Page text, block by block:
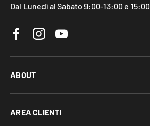
Dal Lunedì al Sabato 9:00-13:00 e
FacebookInstagramYouTube
ABOUT
AREA CLIENTI